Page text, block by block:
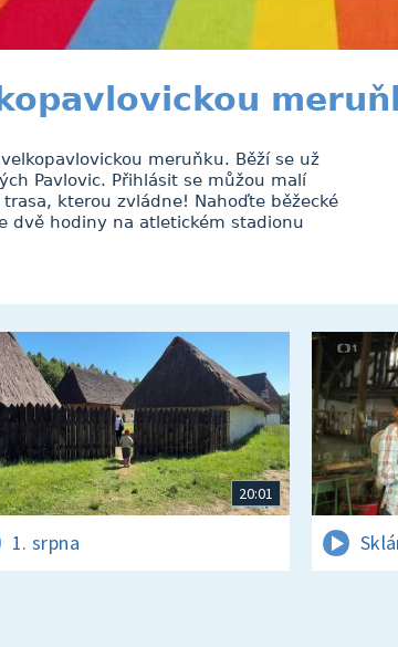
meruňku. Běží se už
Pavlovic. Přihlásit se můžou malí
kterou zvládne! Nahoďte běžecké
dvě hodiny na atletickém stadionu
20:01
1. srpna